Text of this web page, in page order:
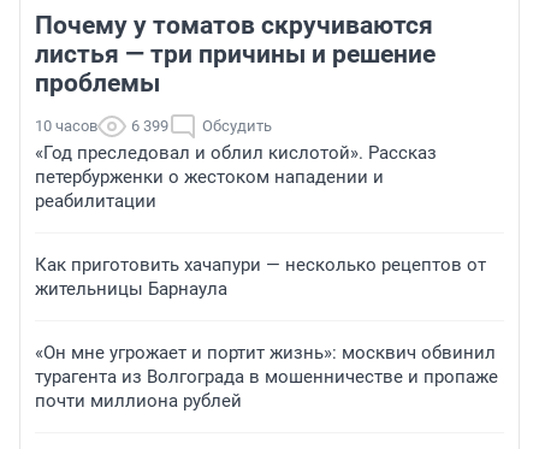
Почему у томатов скручиваются
листья — три причины и решение
проблемы
10 часов 6 399 Обсудить
«Год преследовал и облил кислотой». Рассказ
петербурженки о жестоком нападении и
реабилитации
Как приготовить хачапури — несколько рецептов от
жительницы Барнаула
«Он мне угрожает и портит жизнь»: москвич обвинил
турагента из Волгограда в мошенничестве и пропаже
почти миллиона рублей